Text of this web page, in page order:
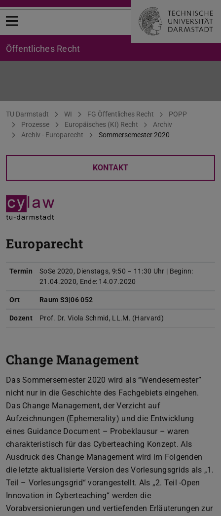
Menü öffnen
Öffentliches Recht
Sie befinden sich hier:
TU Darmstadt WI FG Öffentliches Recht
POPP
Prozesse
Europäisches (KI) Recht
Archiv
Archiv - Europarecht
Sommersemester 2020
KONTAKT
Europarecht
Termin
SoSe 2020, Dienstags, 9:50 – 11:30 Uhr | Beginn:
21.04.2020, Ende: 14.07.2020
Ort Raum S3|06 052
Dozent Prof. Dr. Viola Schmid, LL.M. (Harvard)
Change Management
Das Sommersemester 2020 wird als “Wendesemester”
nicht nur in die Geschichte des Fachgebiets eingehen.
Das Change Management, der Verzicht auf
Aufzeichnungen (Ephemerality) und die Entwicklung
eines Guidance Document – Probeklausur – waren
charakteristisch für das Cyberteaching Konzept. Als
Ausdruck des Change Management wird im Folgenden
die letzte aktualisierte Version des Vorlesungsgrids als „1.
Teil – Vorlesungsgrid“ vorangestellt. Als „2. Teil -Open
Innovation in Cyberteaching“ werden die
Vorabversionierungen und vertiefenden Erläuterungen zur